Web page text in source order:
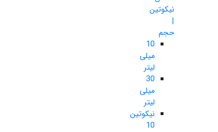
نیکوتین
|
حجم
10
میلی
لیتر
30
میلی
لیتر
نیکوتین
10